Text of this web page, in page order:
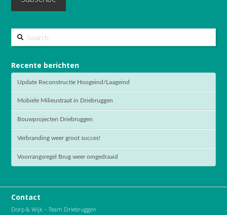
Search
Recente berichten
Update Reconstructie Hoogeind/Laageind
Mobiele Milieustraat in Driebruggen
Bouwprojecten Driebruggen
Verbranding weer groot succes!
Voorrangsregel Brug weer omgedraaid
Contact
Dorp & Wijk – Team Driebruggen